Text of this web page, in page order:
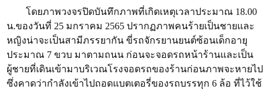
โดยภาพวงจรปิดบันทึกภาพที่เกิดเหตุเวลาประมาณ 18.00
น.ของวันที่ 25 มกราคม 2565 ปรากฏภาพคนร้ายเป็นชายและ
หญิงน่าจะเป็นสามีภรรยากัน ขี่รถจักรยานยนต์ซ้อนเด็กอายุ
ประมาณ 7 ขวบ มาตามถนน ก่อนจะจอดรถหน้าร้านและเป็น
ผู้ชายที่เดินเข้ามาบริเวณโรงจอดรถของร้านก่อนภาพจะหายไป
ซึ่งคาดว่ากำลังเข้าไปถอดแบตเตอรี่ของรถบรรทุก 6 ล้อ ที่ไว้ใช้